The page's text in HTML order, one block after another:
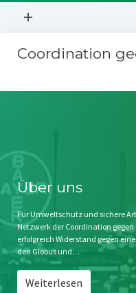
Menü
+
Mitmachen
Kontakt
Impressum
Störfälle
Coordination
Stichwort BAYER
Jahrestagung
SPENDEN
Über uns
Für Umweltschutz und sichere
Netzwerk der Coordination gegen
erfolgreich Widerstand gegen
den Globus und…
Weiterlesen